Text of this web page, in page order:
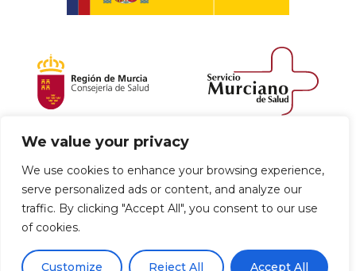
We value your privacy
We use cookies to enhance your browsing experience,
serve personalized ads or content, and analyze our
traffic. By clicking "Accept All", you consent to our use
of cookies.
Customize Reject All Accept All
Política de envío y devoluciones
Política de privacidad Uso de cookies